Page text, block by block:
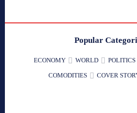
Popular
ECONOMY WORLD POLITICS
COMODITIES COVER